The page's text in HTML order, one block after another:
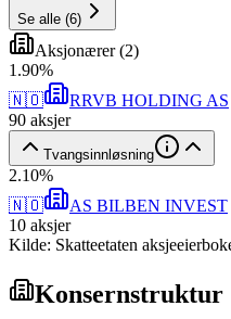
Se alle (6)
Aksjonærer(2)
1 .90%
🇳🇴
RRVB HOLDING AS
90 aksjer
Tvangsinnløsning
2.10%
🇳🇴
AS BILBEN INVEST
10 aksjer
Kilde: Skatteetaten
Konsernstruktur